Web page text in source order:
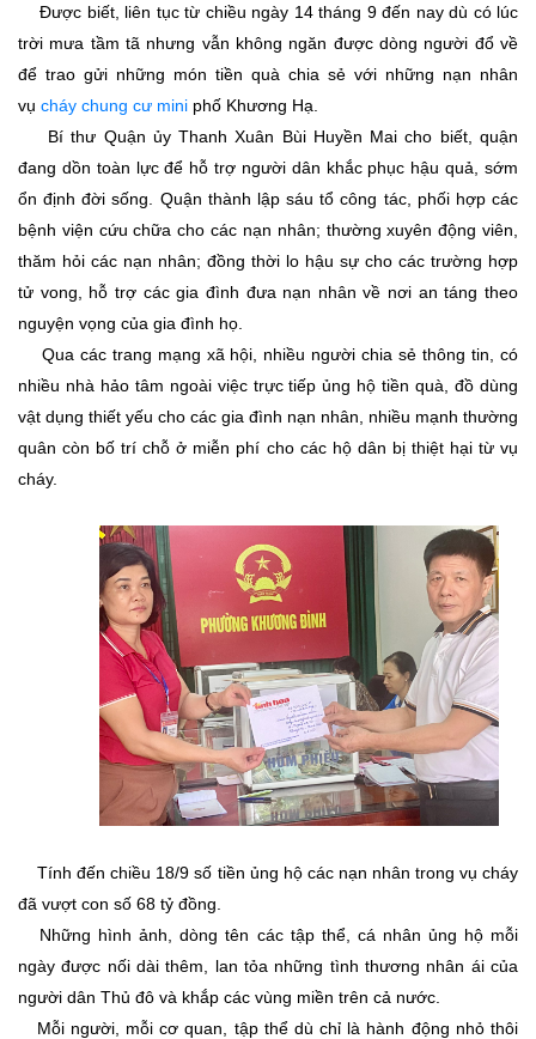
Được biết, liên tục từ chiều ngày 14 tháng 9 đến nay dù có lúc
trời mưa tầm tã nhưng vẫn không ngăn được dòng người đổ về
để trao gửi những món tiền quà chia sẻ với những nạn nhân
vụ cháy chung cư mini phố Khương Hạ.
Bí thư Quận ủy Thanh Xuân Bùi Huyền Mai cho biết, quận
đang dồn toàn lực để hỗ trợ người dân khắc phục hậu quả, sớm
ổn định đời sống. Quận thành lập sáu tổ công tác, phối hợp các
bệnh viện cứu chữa cho các nạn nhân; thường xuyên động viên,
thăm hỏi các nạn nhân; đồng thời lo hậu sự cho các trường hợp
tử vong, hỗ trợ các gia đình đưa nạn nhân về nơi an táng theo
nguyện vọng của gia đình họ.
Qua các trang mạng xã hội, nhiều người chia sẻ thông tin, có
nhiều nhà hảo tâm ngoài việc trực tiếp ủng hộ tiền quà, đồ dùng
vật dụng thiết yếu cho các gia đình nạn nhân, nhiều mạnh thường
quân còn bố trí chỗ ở miễn phí cho các hộ dân bị thiệt hại từ vụ
cháy.
Tính đến chiều 18/9 số tiền ủng hộ các nạn nhân trong vụ cháy
đã vượt con số 68 tỷ đồng.
Những hình ảnh, dòng tên các tập thể, cá nhân ủng hộ mỗi
ngày được nối dài thêm, lan tỏa những tình thương nhân ái của
người dân Thủ đô và khắp các vùng miền trên cả nước.
Mỗi người, mỗi cơ quan, tập thể dù chỉ là hành động nhỏ thôi